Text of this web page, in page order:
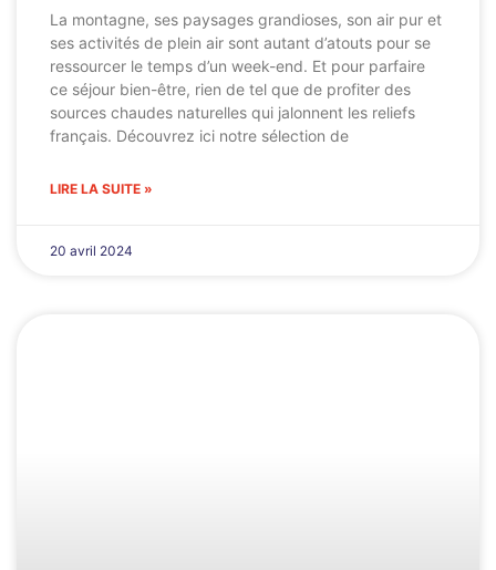
La montagne, ses paysages grandioses, son air pur et
ses activités de plein air sont autant d’atouts pour se
ressourcer le temps d’un week-end. Et pour parfaire
ce séjour bien-être, rien de tel que de profiter des
sources chaudes naturelles qui jalonnent les reliefs
français. Découvrez ici notre sélection de
LIRE LA SUITE »
20 avril 2024